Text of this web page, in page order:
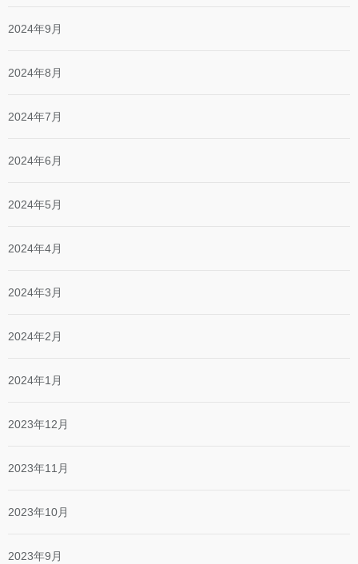
2024年9月
2024年8月
2024年7月
2024年6月
2024年5月
2024年4月
2024年3月
2024年2月
2024年1月
2023年12月
2023年11月
2023年10月
2023年9月